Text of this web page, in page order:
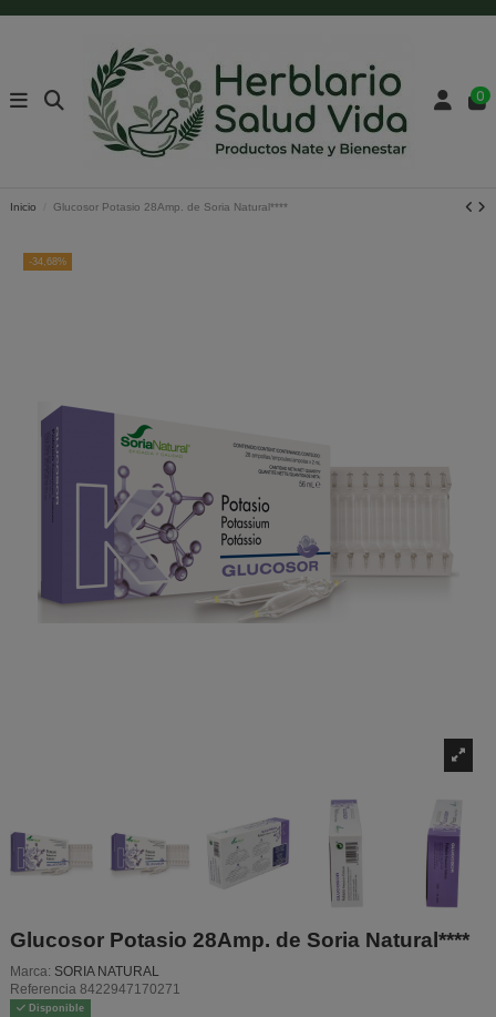
0
Inicio Glucosor Potasio 28Amp. de Soria Natural****
-34,68%
Glucosor Potasio 28Amp. de Soria Natural****
Marca: SORIA NATURAL
Referencia 8422947170271
Disponible